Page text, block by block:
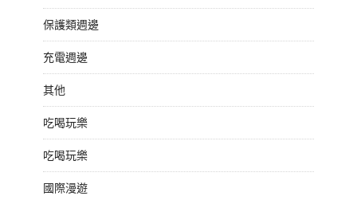
保護類週邊
充電週邊
其他
吃喝玩樂
吃喝玩樂
國際漫遊